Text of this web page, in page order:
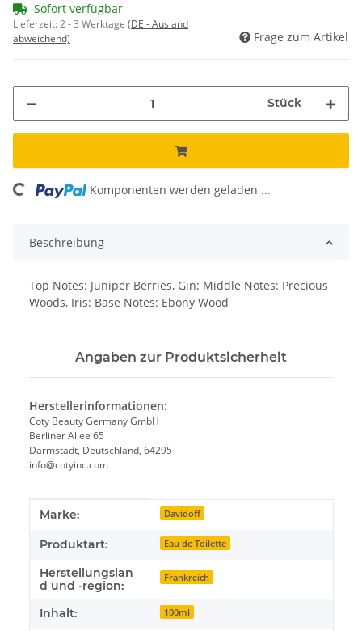
Sofort verfügbar
Lieferzeit:2 - 3 Werktage (DE - Ausland
abweichend)
Frage zum Artikel
Stück
Komponenten werden geladen ...
Beschreibung
Top Notes: Juniper Berries, Gin: Middle Notes: Precious
Woods, Iris: Base Notes: Ebony Wood
Angaben zur Produktsicherheit
Herstellerinformationen:
Coty Beauty Germany GmbH
Berliner Allee 65
Darmstadt, Deutschland, 64295
info@cotyinc.com
Produkteigenschaft
Wert
Marke: Davidoff
Produktart: Eau de Toilette
Herstellungslan
d und -region:
Frankreich
Inhalt: 100ml